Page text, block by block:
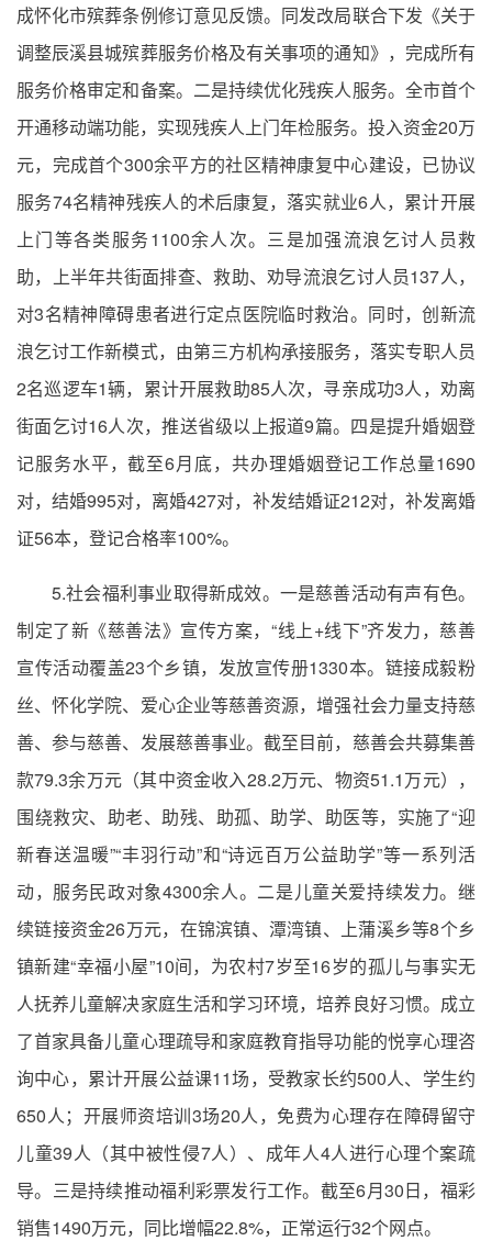
成怀化市殡葬条例修订意见反馈。同发改局联合下发《关于
调整辰溪县城殡葬服务价格及有关事项的通知》，完成所有
服务价格审定和备案。二是持续优化残疾人服务。全市首个
开通移动端功能，实现残疾人上门年检服务。投入资金20万
元，完成首个300余平方的社区精神康复中心建设，已协议
服务74名精神残疾人的术后康复，落实就业6人，累计开展
上门等各类服务1100余人次。三是加强流浪乞讨人员救
助，上半年共街面排查、救助、劝导流浪乞讨人员137人，
对3名精神障碍患者进行定点医院临时救治。同时，创新流
浪乞讨工作新模式，由第三方机构承接服务，落实专职人员
2名巡逻车1辆，累计开展救助85人次，寻亲成功3人，劝离
街面乞讨16人次，推送省级以上报道9篇。四是提升婚姻登
记服务水平，截至6月底，共办理婚姻登记工作总量1690
对，结婚995对，离婚427对，补发结婚证212对，补发离婚
证56本，登记合格率100%。
5.社会福利事业取得新成效。一是慈善活动有声有色。
制定了新《慈善法》宣传方案，“线上+线下”齐发力，慈善
宣传活动覆盖23个乡镇，发放宣传册1330本。链接成毅粉
丝、怀化学院、爱心企业等慈善资源，增强社会力量支持慈
善、参与慈善、发展慈善事业。截至目前，慈善会共募集善
款79.3余万元（其中资金收入28.2万元、物资51.1万元），
围绕救灾、助老、助残、助孤、助学、助医等，实施了“迎
新春送温暖”“丰羽行动”和“诗远百万公益助学”等一系列活
动，服务民政对象4300余人。二是儿童关爱持续发力。继
续链接资金26万元，在锦滨镇、潭湾镇、上蒲溪乡等8个乡
镇新建“幸福小屋”10间，为农村7岁至16岁的孤儿与事实无
人抚养儿童解决家庭生活和学习环境，培养良好习惯。成立
了首家具备儿童心理疏导和家庭教育指导功能的悦享心理咨
询中心，累计开展公益课11场，受教家长约500人、学生约
650人；开展师资培训3场20人，免费为心理存在障碍留守
儿童39人（其中被性侵7人）、成年人4人进行心理个案疏
导。三是持续推动福利彩票发行工作。截至6月30日，福彩
销售1490万元，同比增幅22.8%，正常运行32个网点。